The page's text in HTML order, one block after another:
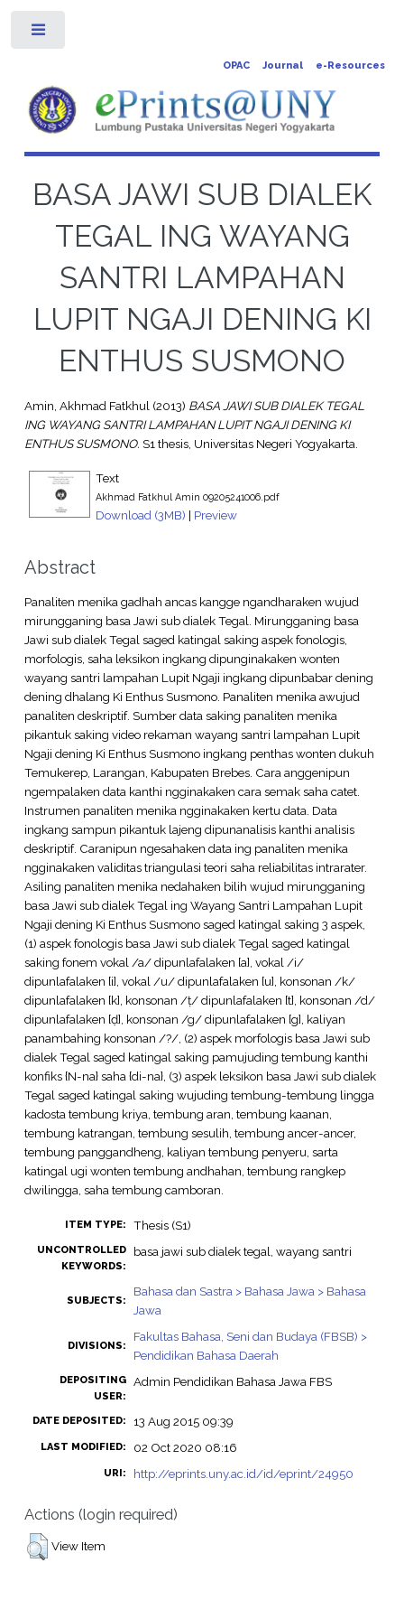
OPAC Journal e-Resources
BASA JAWI SUB DIALEK
TEGAL ING WAYANG
SANTRI LAMPAHAN
LUPIT NGAJI DENING KI
ENTHUS SUSMONO
Amin, Akhmad Fatkhul(2013) BASA JAWI SUB DIALEK TEGAL
ING WAYANG SANTRI LAMPAHAN LUPIT NGAJI DENING KI
ENTHUS SUSMONO. S1 thesis, Universitas Negeri Yogyakarta.
Text
Akhmad Fatkhul Amin 09205241006.pdf
Download (3MB) | Preview
Abstract
Panaliten menika gadhah ancas kangge ngandharaken wujud
mirungganing basa Jawi sub dialek Tegal. Mirungganing basa
Jawi sub dialek Tegal saged katingal saking aspek fonologis,
morfologis, saha leksikon ingkang dipunginakaken wonten
wayang santri lampahan Lupit Ngaji ingkang dipunbabar dening
dening dhalang Ki Enthus Susmono. Panaliten menika awujud
panaliten deskriptif. Sumber data saking panaliten menika
pikantuk saking video rekaman wayang santri lampahan Lupit
Ngaji dening Ki Enthus Susmono ingkang penthas wonten dukuh
Temukerep, Larangan, Kabupaten Brebes. Cara anggenipun
ngempalaken data kanthi ngginakaken cara semak saha catet.
Instrumen panaliten menika ngginakaken kertu data. Data
ingkang sampun pikantuk lajeng dipunanalisis kanthi analisis
deskriptif. Caranipun ngesahaken data ing panaliten menika
ngginakaken validitas triangulasi teori saha reliabilitas intrarater.
Asiling panaliten menika nedahaken bilih wujud mirungganing
basa Jawi sub dialek Tegal ing Wayang Santri Lampahan Lupit
Ngaji dening Ki Enthus Susmono saged katingal saking 3 aspek,
(1) aspek fonologis basa Jawi sub dialek Tegal saged katingal
saking fonem vokal /a/ dipunlafalaken [a], vokal /i/
dipunlafalaken [i], vokal /u/ dipunlafalaken [u], konsonan /k/
dipunlafalaken [k], konsonan /ṭ/ dipunlafalaken [t], konsonan /d/
dipunlafalaken [ḍ], konsonan /g/ dipunlafalaken [g], kaliyan
panambahing konsonan /?/, (2) aspek morfologis basa Jawi sub
dialek Tegal saged katingal saking pamujuding tembung kanthi
konfiks {N-na} saha {di-na}, (3) aspek leksikon basa Jawi sub dialek
Tegal saged katingal saking wujuding tembung-tembung lingga
kadosta tembung kriya, tembung aran, tembung kaanan,
tembung katrangan, tembung sesulih, tembung ancer-ancer,
tembung panggandheng, kaliyan tembung penyeru, sarta
katingal ugi wonten tembung andhahan, tembung rangkep
dwilingga, saha tembung camboran.
ITEM TYPE: Thesis (S1)
UNCONTROLLED
KEYWORDS:
basa jawi sub dialek tegal, wayang santri
SUBJECTS:
Bahasa dan Sastra > Bahasa Jawa > Bahasa
Jawa
DIVISIONS:
Fakultas Bahasa, Seni dan Budaya (FBSB) >
Pendidikan Bahasa Daerah
DEPOSITING
USER:
Admin Pendidikan Bahasa Jawa FBS
DATE DEPOSITED: 13 Aug 2015 09:39
LAST MODIFIED: 02 Oct 2020 08:16
URI: http://eprints.uny.ac.id/id/eprint/24950
Actions (login required)
View Item